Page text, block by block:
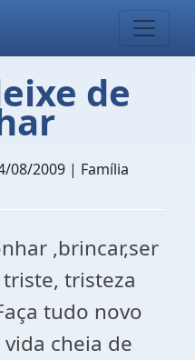
de
08/2009 | Família
,brincar,ser
tristeza
tudo novo
cheia de